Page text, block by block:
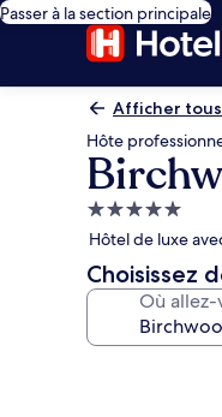
Passer à la section principale
Afficher
Hôte
Hébergement
5.0 étoiles
Hôtel de luxe
Choisissez
Où allez-